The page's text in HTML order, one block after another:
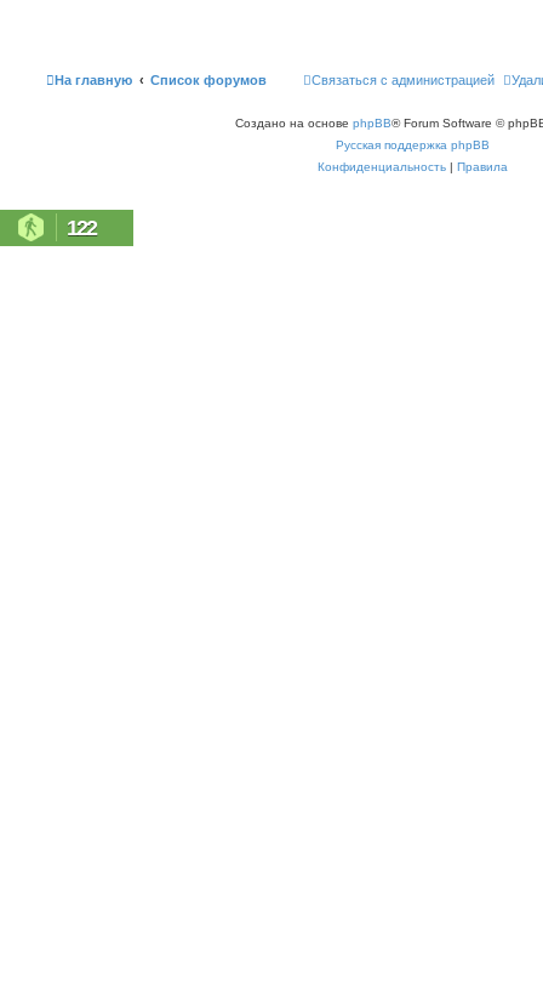
о о
б
На главную Список форумов Связаться с администрацией
Создано на основе phpBB® Forum Software ©
Русская поддержка phpBB
Конфиденциальность | Правила
122